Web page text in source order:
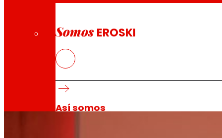
Somos EROSKI
Así somos
La Asamblea General de
patrimonio
Máximo órgano de decisión de la cooperativa